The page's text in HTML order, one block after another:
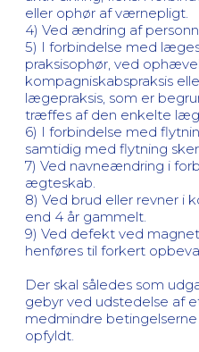
eller ophør af værnepligt.
4) Ved ændring af
5) I forbindelse med
praksisophør, ved
kompagniskabspraksis
lægepraksis, som er
træffes af den enkelte
6) I forbindelse med
samtidig med flytning
7) Ved navneændring i
ægteskab.
8) Ved brud eller revner i
end 4 år gammelt.
9) Ved defekt ved
henføres til forkert
Der skal således som
gebyr ved udstedelse af
medmindre betingelserne i
opfyldt.